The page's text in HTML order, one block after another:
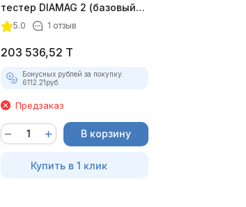
тестер DIAMAG 2 (базовый
комплект)
5.0 1 отзыв
203 536,52 T
Бонусных рублей за покупку:
6112.21руб.
Предзаказ
В корзину
Купить в 1 клик